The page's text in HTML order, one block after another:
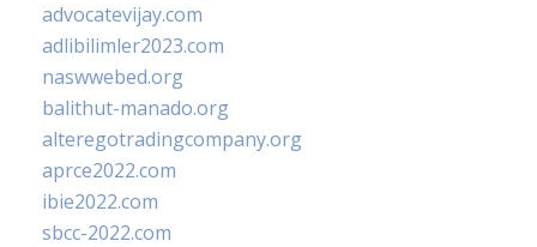
advocatevijay.com
adlibilimler2023.com
naswwebed.org
balithut-manado.org
alteregotradingcompany.org
aprce2022.com
ibie2022.com
sbcc-2022.com